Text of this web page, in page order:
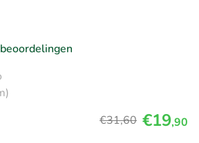
€31,60 €19,90